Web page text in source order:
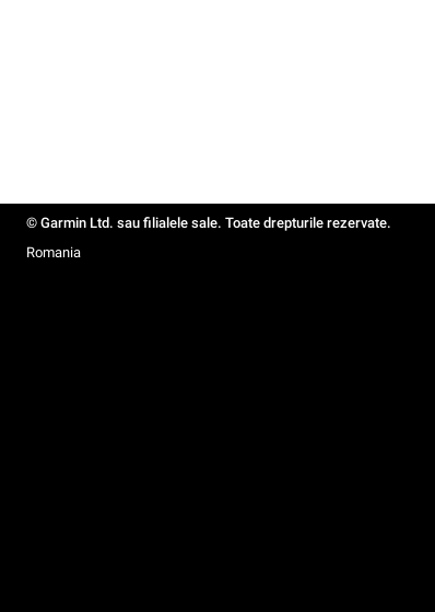
© Garmin Ltd. sau filialele sale. Toate drepturile rezervate.
Romania